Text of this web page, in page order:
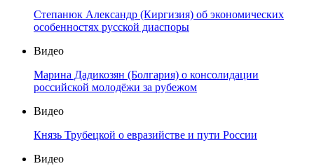
Степанюк Александр (Киргизия) об экономических
особенностях русской диаспоры
Видео
Марина Дадикозян (Болгария) о консолидации
российской молодёжи за рубежом
Видео
Князь Трубецкой о евразийстве и пути России
Видео